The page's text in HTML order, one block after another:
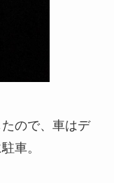
ので、車はデ
車。